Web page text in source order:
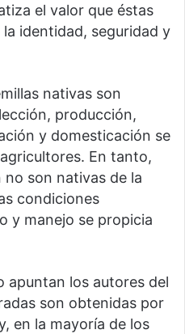
el valor que éstas
identidad, seguridad y
nativas son
producción,
y domesticación se
En tanto,
no son nativas de la
condiciones
y manejo se propicia
los autores del
son obtenidas por
en la mayoría de los